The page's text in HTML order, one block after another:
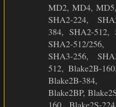
MD2, MD4,
SHA2-224,
384, SHA2-512,
SHA2-512/
SHA3-256,
512, Blake2B-
Blake2B-384,
Blake2BP,
160, Blake2S-